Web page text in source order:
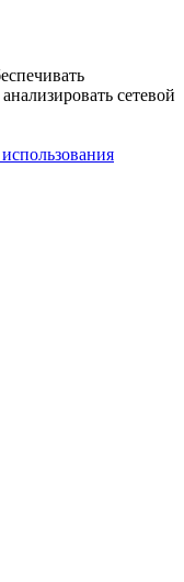
сетевой